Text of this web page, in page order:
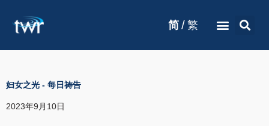
简 / 繁
妇女之光 - 每日祷告
2023年9月10日